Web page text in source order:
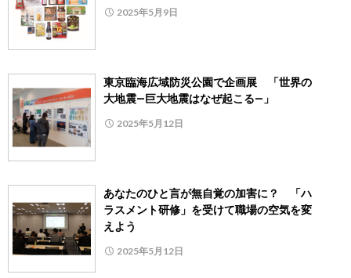
2025年5月9日
東京臨海広域防災公園で企画展 「世界の
大地震―巨大地震はなぜ起こる―」
2025年5月12日
あなたのひと言が無自覚の加害に？ 「ハ
ラスメント研修」を受けて職場の空気を変
えよう
2025年5月12日